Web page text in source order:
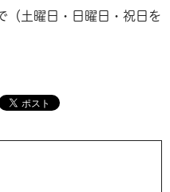
（土曜日・日曜日・祝日を